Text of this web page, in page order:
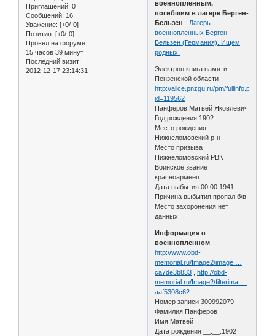
Приглашений: 0
Сообщений: 16
Уважение: [+0/-0]
Позитив: [+0/-0]
Провел на форуме:
15 часов 39 минут
Последний визит:
2012-12-17 23:14:31
военнопленным,
погибшим в лагере Берген-
Бельзен - Лагерь
военнопленных Берген-
Бельзен (Германия). Ищем
родных.
Электрон.книга памяти
Пензенской области
http://alice.pnzgu.ru/pm/fullinfo.php?
id=119562
Панферов Матвей Яковлевич
Год рождения 1902
Место рождения
Нижнеломовский р-н
Место призыва
Нижнеломовский РВК
Воинское звание
красноармеец
Дата выбытия 00.00.1941
Причина выбытия пропал б/в
Место захоронения нет
данных
Информация о
военнопленном
http://www.obd-
memorial.ru/Image2/image …
ca7de3b833 ,http://obd-
memorial.ru/Image2/filterima …
aaf5308c62 :
Номер записи 300992079
Фамилия Панферов
Имя Матвей
Дата рождения __.__.1902